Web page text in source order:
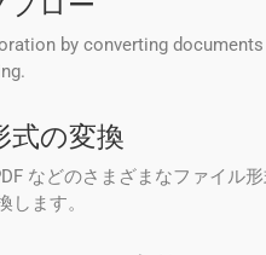
by converting
式の変換
などのさまざまなファイル
します。